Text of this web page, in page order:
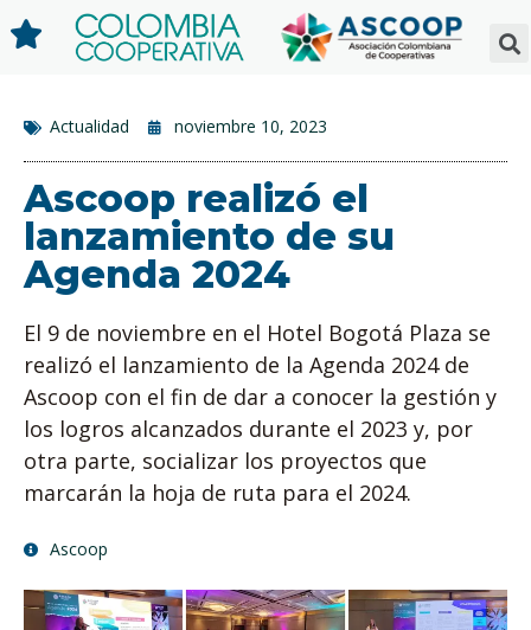
Actualidad noviembre 10, 2023
Ascoop realizó el
lanzamiento de su
Agenda 2024
El 9 de noviembre en el Hotel Bogotá Plaza se
realizó el lanzamiento de la Agenda 2024 de
Ascoop con el fin de dar a conocer la gestión y
los logros alcanzados durante el 2023 y, por
otra parte, socializar los proyectos que
marcarán la hoja de ruta para el 2024.
Ascoop